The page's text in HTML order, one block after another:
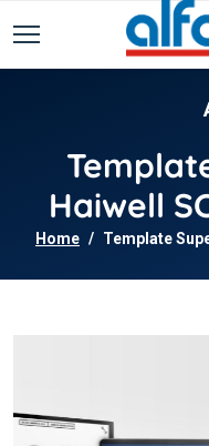
Haiwell
Home Template